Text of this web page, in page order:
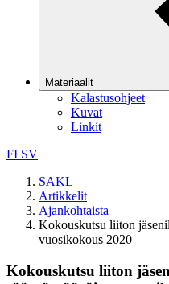
Materiaalit
Kalastusohjeet
Kuvat
Linkit
FI SV
SAKL
Artikkelit
Ajankohtaista
Kokouskutsu liiton
vuosikokous 2020
Kokouskutsu liiton